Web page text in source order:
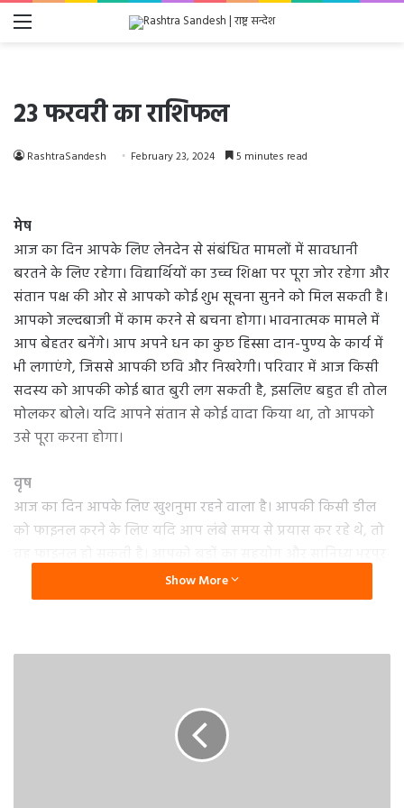
Menu
23 फरवरी का राशिफल
RashtraSandesh February 23, 2024 5 minutes read
मेष
आज का दिन आपके लिए लेनदेन से संबंधित मामलों में सावधानी
बरतने के लिए रहेगा। विद्यार्थियों का उच्च शिक्षा पर पूरा जोर रहेगा और
संतान पक्ष की ओर से आपको कोई शुभ सूचना सुनने को मिल सकती है।
आपको जल्दबाजी में काम करने से बचना होगा। भावनात्मक मामले में
आप बेहतर बनेंगे। आप अपने धन का कुछ हिस्सा दान-पुण्य के कार्य में
भी लगाएंगे, जिससे आपकी छवि और निखरेगी। परिवार में आज किसी
सदस्य को आपकी कोई बात बुरी लग सकती है, इसलिए बहुत ही तोल
मोलकर बोले। यदि आपने संतान से कोई वादा किया था, तो आपको
उसे पूरा करना होगा।
वृष
आज का दिन आपके लिए खुशनुमा रहने वाला है। आपकी किसी डील
को फाइनल करने के लिए यदि आप लंबे समय से प्रयास कर रहे थे, तो
मात्रा में मिलेगा, लेकिन आप किसी काम को लेकर अपनी मनमर्जी ना
चलाएं और पारिवारिक मामलों में आप सोच समझ से कोई फैसला लें।
सेहत में कुछ गिरावट आ सकती है, इसलिए आप सावधानी बरतें। जरूरी
आज का दिन आपके लिए आलस्य को त्यागकर आगे बढ़ने के लिए
रहेगा, तभी आप अपने कामों को समय से कर पाएंगे। बंधुत्व की भावना
Show More